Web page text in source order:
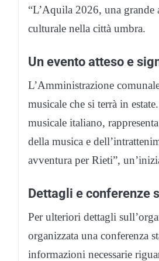
“L’Aquila 2026, una
culturale nella città umbra.
Un evento atteso e
L’Amministrazione
musicale che si terrà in
musicale italiano,
della musica e
avventura per Rieti”,
Dettagli e conferenze
Per ulteriori dettagli
organizzata una conferenza
informazioni necessarie